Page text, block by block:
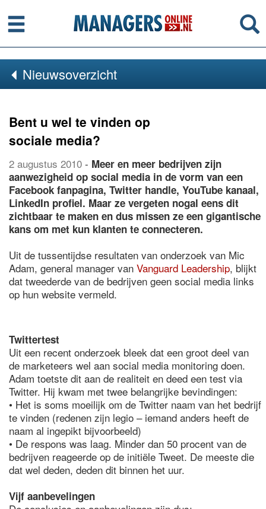
Menu
Nieuwsoverzicht
Bent u wel te vinden op
sociale media?
2 augustus 2010 - Meer en meer bedrijven zijn
aanwezigheid op social media in de vorm van een
Facebook fanpagina, Twitter handle, YouTube kanaal,
LinkedIn profiel. Maar ze vergeten nogal eens dit
zichtbaar te maken en dus missen ze een gigantische
kans om met kun klanten te connecteren.
Uit de tussentijdse resultaten van onderzoek van Mic
Adam, general manager van Vanguard Leadership, blijkt
dat tweederde van de bedrijven geen social media links
op hun website vermeld.
Twittertest
Uit een recent onderzoek bleek dat een groot deel van
de marketeers wel aan social media monitoring doen.
Adam toetste dit aan de realiteit en deed een test via
Twitter. Hij kwam met twee belangrijke bevindingen:
• Het is soms moeilijk om de Twitter naam van het bedrijf
te vinden (redenen zijn legio – iemand anders heeft de
naam al ingepikt bijvoorbeeld)
• De respons was laag. Minder dan 50 procent van de
bedrijven reageerde op de initiële Tweet. De meeste die
dat wel deden, deden dit binnen het uur.
Vijf aanbevelingen